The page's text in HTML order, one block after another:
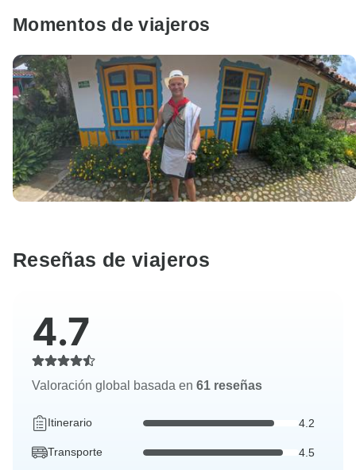
Momentos de viajeros
Reseñas de viajeros
4.7
Valoración global basada en 61 reseñas
Itinerario 4.2
Transporte 4.5